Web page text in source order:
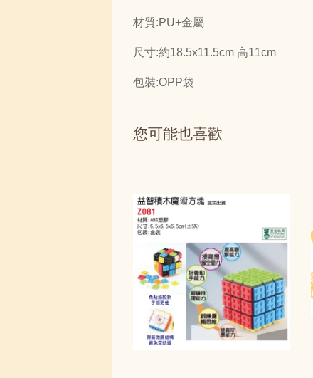
材質:PU+金屬
尺寸:約18.5x11.5cm 高11cm
包裝:OPP袋
您可能也喜歡